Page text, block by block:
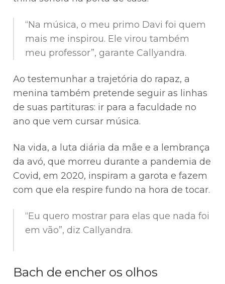
“Na música, o meu primo Davi foi quem
mais me inspirou. Ele virou também
meu professor”, garante Callyandra.
Ao testemunhar a trajetória do rapaz, a
menina também pretende seguir as linhas
de suas partituras: ir para a faculdade no
ano que vem cursar música.
Na vida, a luta diária da mãe e a lembrança
da avó, que morreu durante a pandemia de
Covid, em 2020, inspiram a garota e fazem
com que ela respire fundo na hora de tocar.
“Eu quero mostrar para elas que nada foi
em vão”, diz Callyandra.
Bach de encher os olhos